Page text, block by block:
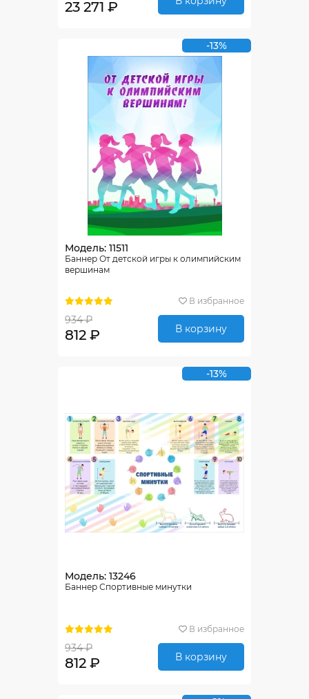
23 271 ₽
-13%
Модель: 11511
Баннер От детской игры к олимпийским
вершинам
В избранное
934 ₽
812 ₽ В корзину
-13%
Модель: 13246
Баннер Спортивные минутки
В избранное
934 ₽
812 ₽ В корзину